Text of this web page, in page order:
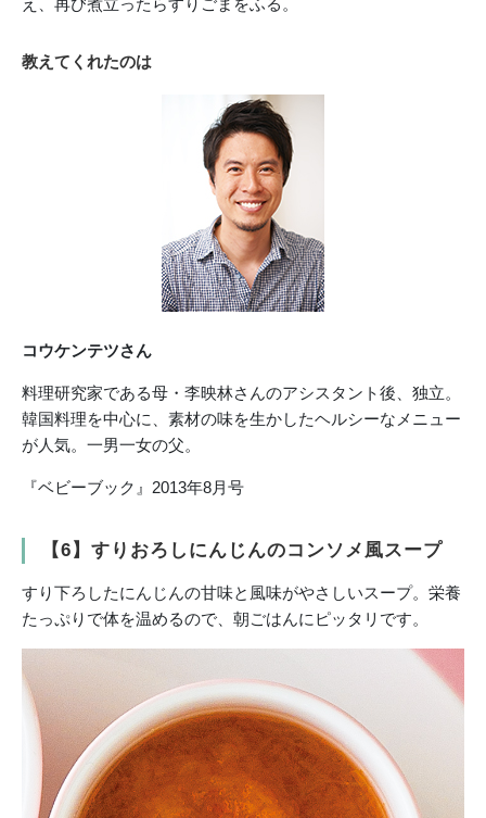
え、再び煮立ったらすりごまをふる。
教えてくれたのは
コウケンテツさん
料理研究家である母・李映林さんのアシスタント後、独立。
韓国料理を中心に、素材の味を生かしたヘルシーなメニュー
が人気。一男一女の父。
『ベビーブック』2013年8月号
【6】すりおろしにんじんのコンソメ風スープ
すり下ろしたにんじんの甘味と風味がやさしいスープ。栄養
たっぷりで体を温めるので、朝ごはんにピッタリです。